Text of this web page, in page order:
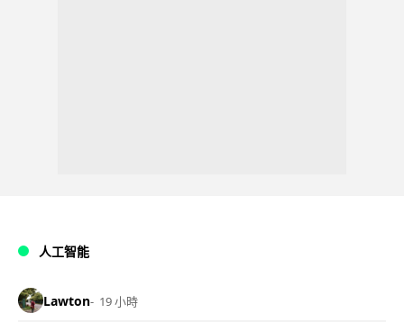
人工智能
Lawton 19 小時